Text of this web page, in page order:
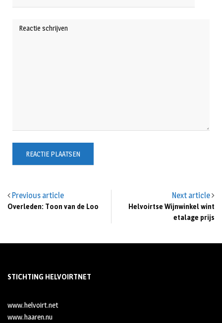
Previous article
Overleden: Toon van de Loo
Next article
Helvoirtse Wijnwinkel wint
etalage prijs
STICHTING HELVOIRTNET
www.helvoirt.net
www.haaren.nu